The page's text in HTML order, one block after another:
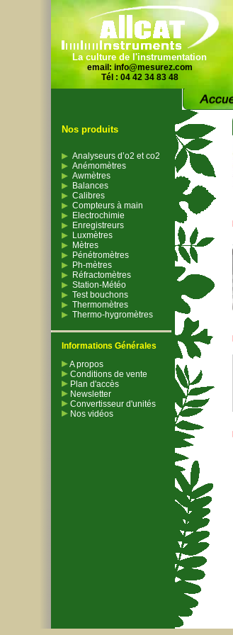
La culture de l'instrumentation
email: info@mesurez.com
Tél : 04 42 34 83 48
Nos produits
Analyseurs d’o2 et co2
Anémomètres
Awmètres
Balances
Calibres
Compteurs à main
Electrochimie
Enregistreurs
Luxmètres
Mètres
Pénétromètres
Ph-mètres
Réfractomètres
Station-Météo
Test bouchons
Thermomètres
Thermo-hygromètres
Informations Générales
A propos
Conditions de vente
Plan d'accès
Newsletter
Convertisseur d'unités
Nos vidéos